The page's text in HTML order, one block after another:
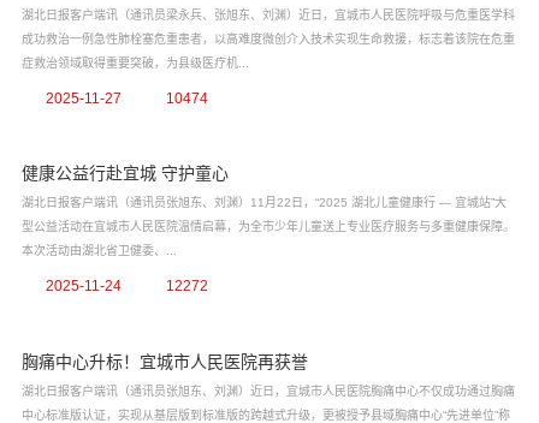
湖北日报客户端讯（通讯员梁永兵、张旭东、刘渊）近日，宜城市人民医院呼吸与危重医学科
成功救治一例急性肺栓塞危重患者，以高难度微创介入技术实现生命救援，标志着该院在危重
症救治领域取得重要突破，为县级医疗机...
2025-11-27 10474
健康公益行赴宜城 守护童心
湖北日报客户端讯（通讯员张旭东、刘渊）11月22日，“2025 湖北儿童健康行 — 宜城站”大
型公益活动在宜城市人民医院温情启幕，为全市少年儿童送上专业医疗服务与多重健康保障。
本次活动由湖北省卫健委、...
2025-11-24 12272
胸痛中心升标！宜城市人民医院再获誉
湖北日报客户端讯（通讯员张旭东、刘渊）近日，宜城市人民医院胸痛中心不仅成功通过胸痛
中心标准版认证，实现从基层版到标准版的跨越式升级，更被授予县域胸痛中心“先进单位”称